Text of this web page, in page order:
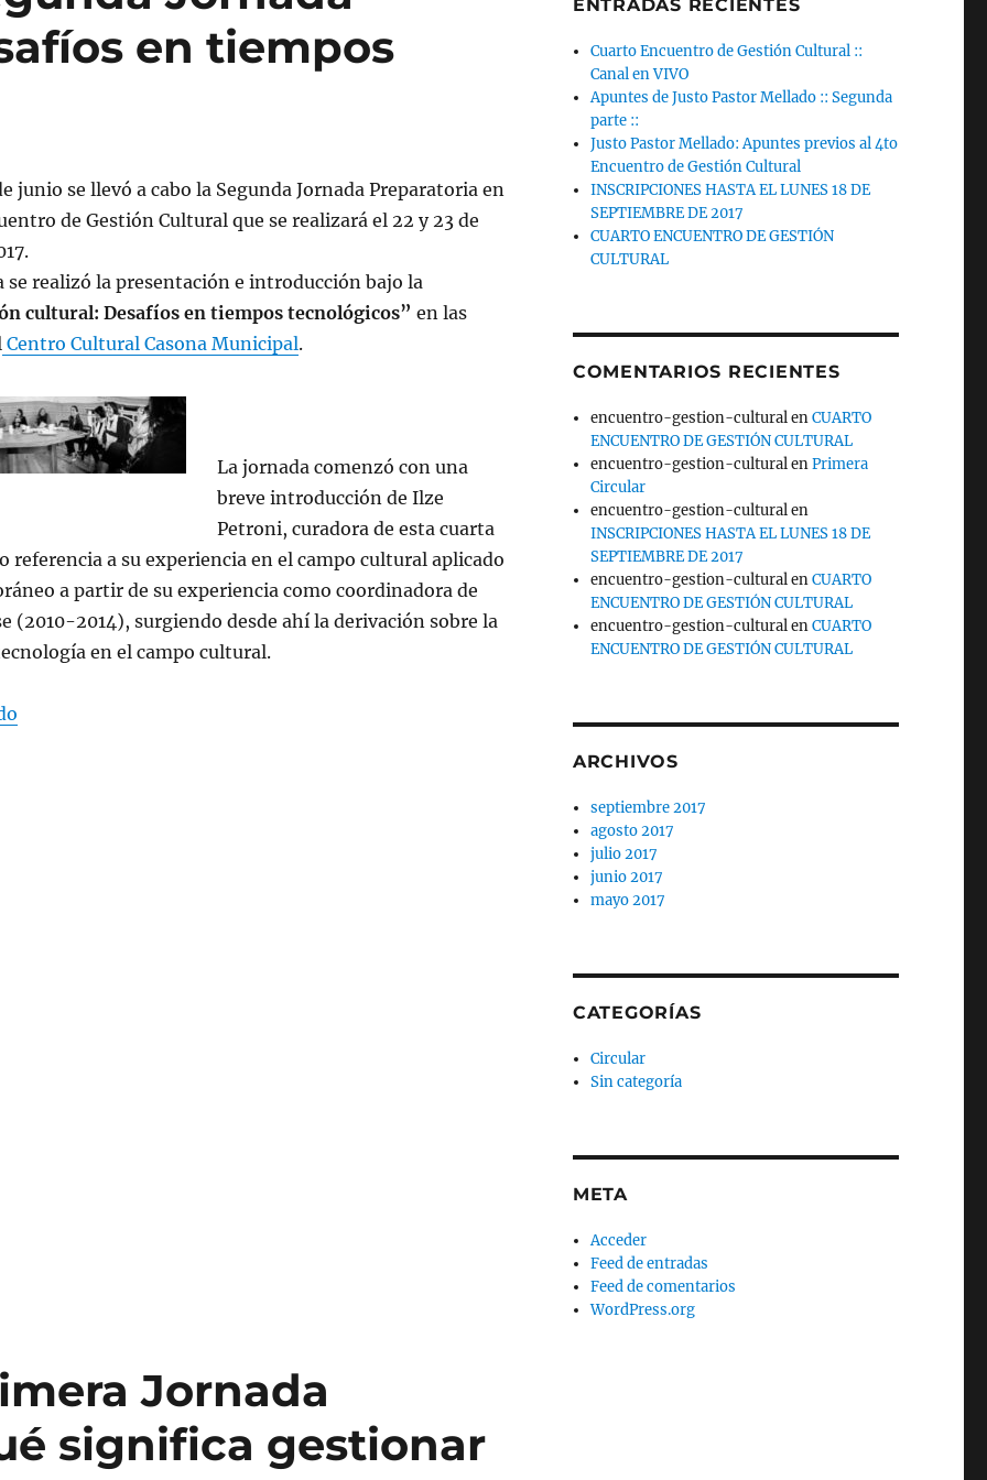
en tiempos
junio se llevó a cabo la Segunda Jornada Preparatoria en
de Gestión Cultural que se realizará el 22 y 23 de
se realizó la presentación e introducción bajo la
cultural: Desafíos en tiempos tecnológicos” en las
Centro Cultural Casona Municipal.
La jornada comenzó con una
breve introducción de Ilze
Petroni, curadora de esta cuarta
referencia a su experiencia en el campo cultural aplicado
a partir de su experiencia como coordinadora de
(2010-2014), surgiendo desde ahí la derivación sobre la
en el campo cultural.
«Resumen de la Segunda Jornada Preparatoria :: Desafíos en tiempos tecnológicos»
Jornada
significa gestionar
ENTRADAS RECIENTES
Cuarto Encuentro de Gestión Cultural ::
Canal en VIVO
Apuntes de Justo Pastor Mellado :: Segunda
parte ::
Justo Pastor Mellado: Apuntes previos al 4to
Encuentro de Gestión Cultural
INSCRIPCIONES HASTA EL LUNES 18 DE
SEPTIEMBRE DE 2017
CUARTO ENCUENTRO DE GESTIÓN
CULTURAL
COMENTARIOS RECIENTES
encuentro-gestion-culturalenCUARTO
ENCUENTRO DE GESTIÓN CULTURAL
encuentro-gestion-culturalenPrimera
Circular
encuentro-gestion-culturalen
INSCRIPCIONES HASTA EL LUNES 18 DE
SEPTIEMBRE DE 2017
encuentro-gestion-culturalenCUARTO
ENCUENTRO DE GESTIÓN CULTURAL
encuentro-gestion-culturalenCUARTO
ENCUENTRO DE GESTIÓN CULTURAL
ARCHIVOS
septiembre 2017
agosto 2017
julio 2017
junio 2017
mayo 2017
CATEGORÍAS
Circular
Sin categoría
META
Acceder
Feed de entradas
Feed de comentarios
WordPress.org